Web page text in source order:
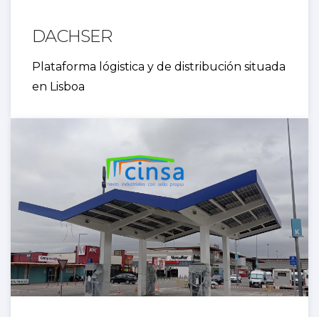
DACHSER
Plataforma lógistica y de distribución situada
en Lisboa